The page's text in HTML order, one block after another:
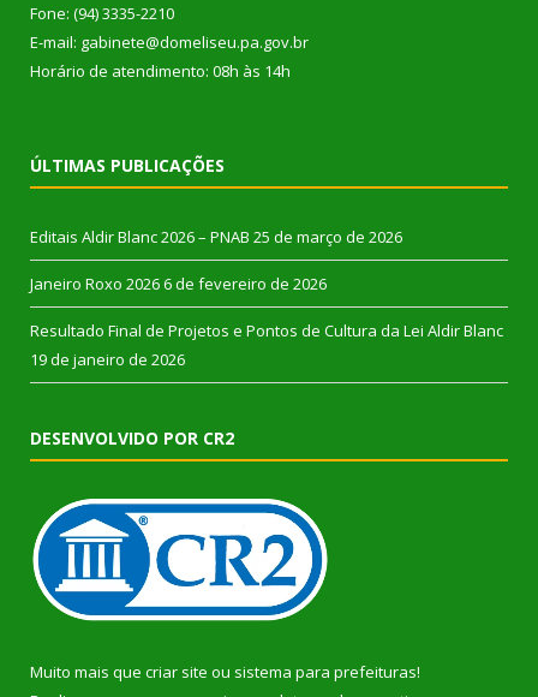
Fone: (94) 3335-2210
E-mail: gabinete@domeliseu.pa.gov.br
Horário de atendimento: 08h às 14h
ÚLTIMAS PUBLICAÇÕES
Editais Aldir Blanc 2026 – PNAB 25 de março de 2026
Janeiro Roxo 2026 6 de fevereiro de 2026
Resultado Final de Projetos e Pontos de Cultura da Lei Aldir Blanc
19 de janeiro de 2026
DESENVOLVIDO POR CR2
Muito mais que criar site ou sistema para prefeituras!